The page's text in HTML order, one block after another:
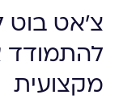
צ'אט בוט
להתמודד
מקצועית